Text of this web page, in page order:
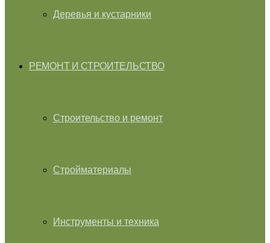
Деревья и кустарники
РЕМОНТ И СТРОИТЕЛЬСТВО
Строительство и ремонт
Стройматериалы
Инструменты и техника